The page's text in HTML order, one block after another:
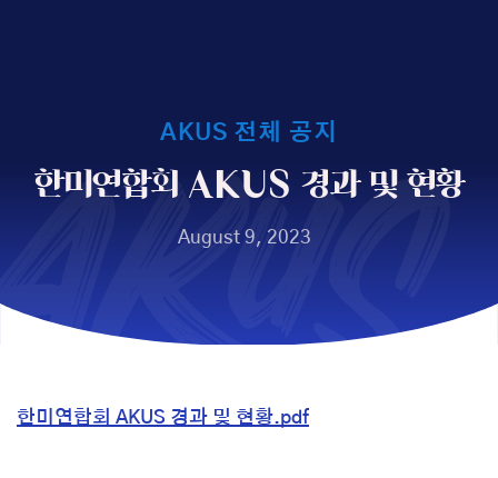
AKUS 전체 공지
한미연합회 AKUS 경과 및 현황
August 9, 2023
한미연합회 AKUS 경과 및 현황.pdf